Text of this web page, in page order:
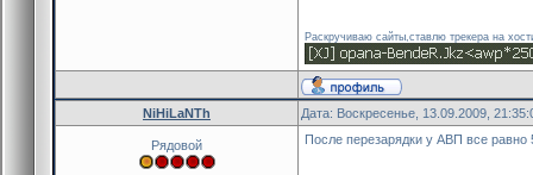
return HAM_IGNORED
new item[32]
Раскручиваю сайты,ставлю трекера на
NiHiLaNTh Дата: Воскресенье, 13.09.2009,
Рядовой После перезарядки у АВП все равно